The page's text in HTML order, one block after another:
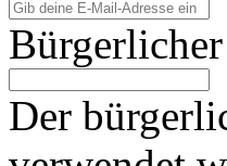
Der